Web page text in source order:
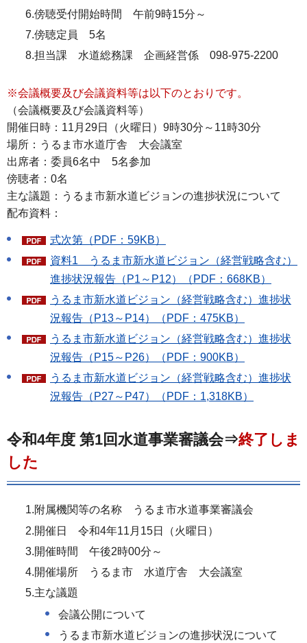
6.傍聴受付開始時間 午前9時15分～
7.傍聴定員 5名
8.担当課 水道総務課 企画経営係 098-975-2200
※会議概要及び会議資料等は以下のとおりです。
（会議概要及び会議資料等）
開催日時：11月29日（火曜日）9時30分～11時30分
場所：うるま市水道庁舎 大会議室
出席者：委員6名中 5名参加
傍聴者：0名
主な議題：うるま市新水道ビジョンの進捗状況について
配布資料：
式次第（PDF：59KB）
資料1 うるま市新水道ビジョン（経営戦略含む）
進捗状況報告（P1～P12）（PDF：668KB）
うるま市新水道ビジョン（経営戦略含む）進捗状
況報告（P13～P14）（PDF：475KB）
うるま市新水道ビジョン（経営戦略含む）進捗状
況報告（P15～P26）（PDF：900KB）
うるま市新水道ビジョン（経営戦略含む）進捗状
況報告（P27～P47）（PDF：1,318KB）
令和4年度 第1回水道事業審議会⇒終了しま
した
1.附属機関等の名称 うるま市水道事業審議会
2.開催日 令和4年11月15日（火曜日）
3.開催時間 午後2時00分～
4.開催場所 うるま市 水道庁舎 大会議室
5.主な議題
会議公開について
うるま市新水道ビジョンの進捗状況について